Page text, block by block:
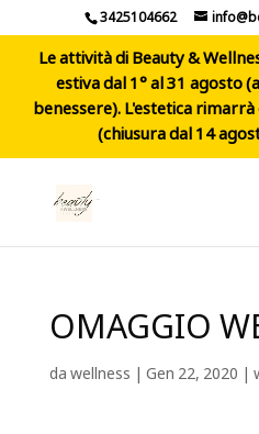
3425104662
Le attività di Beauty &
estiva dal 1° al 31 agosto
benessere). L'estetica
(chiusura dal 14
OMAGGIO
dawellness | Gen 22, 2020 |